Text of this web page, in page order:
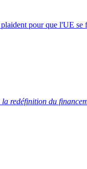
plaident pour que l'UE se
la redéfinition du